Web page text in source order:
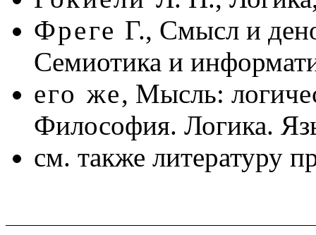
Фреге Г., Смысл и
Семиотика и
его же, Мысль:
Философия. Логика.
см. также литературу